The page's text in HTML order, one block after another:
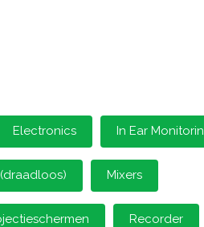
Electronics In Ear
Mixers
Recorder